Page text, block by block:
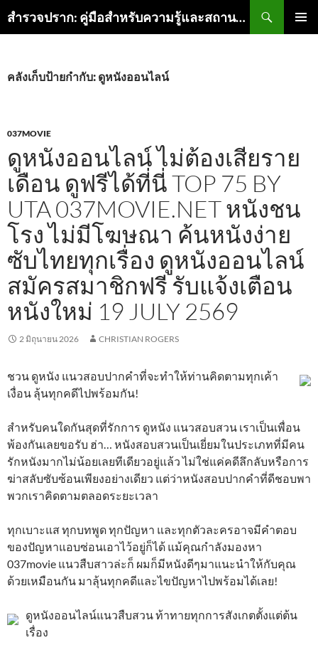
สำรวจปราก: คู่มือสำหรับความรู้และสถานที่สุดเจิดในเมือง
ค้นหา
เนื้อหา
คลังเก็บป้ายกำกับ: ดูหนังออนไลน์
037MOVIE
ดูหนังออนไลน์ ไม่ต้องเสียราย
เดือน ดูฟรีได้ที่นี่ TOP 75 BY
UTA 037MOVIE.NET หนังชน
โรง ไม่มีโฆษณา ค้นหนังง่าย
ซับไทยทุกเรื่อง ดูหนังออนไลน์
สมัครสมาชิกฟรี รับแจ้งเตือน
หนังใหม่ 19 JULY 2569
2 มิถุนายน 2026 CHRISTIAN ROGERS
ชวน ดูหนัง แนวสอบปากคำที่จะทำให้ท่านคิดตามทุกเค้า
เงื่อน ลุ้นทุกคดีไปพร้อมกัน!
สำหรับคนใดกันสุดที่รักการ ดูหนัง แนวสอบสวน เราเป็นเพื่อน
พ้องกันเลยขอรับ ฮ่า… หนังสอบสวนเป็นเยี่ยมในประเภทที่มีคน
รักหนังมากไม่น้อยเลยทีเดียวอยู่แล้ว ไม่ใช่แค่คดีลึกลับหรือการ
ฆ่าสลับซับซ้อนเพียงอย่างเดียว แต่ว่าหนังสอบปากคำที่ดีชอบพา
พวกเราคิดตามตลอดระยะเวลา
ทุกเบาะแส ทุกบทพูด ทุกปัญหา และทุกตัวละครอาจมีคำตอบ
ของปัญหาแอบซ่อนเอาไว้อยู่ก็ได้ แม้คุณกำลังมองหา
037movie แนวสืบสาวล่ะก็ ผมก็มีหนังดีๆมาแนะนำให้กับคุณ
ด้วยเหมือนกัน มาลุ้นทุกคดีและไขปัญหาไปพร้อมได้เลย!
ดูหนังออนไลน์แนวสืบสวน ท้าทายทุกการสังเกตตั้งแต่ต้น
เรื่อง